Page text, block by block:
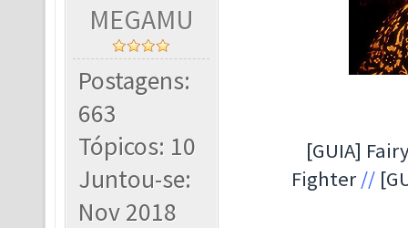
MEGAMU
Postagens:
663
Tópicos: 10
Juntou-se:
Nov 2018
[GUIA]
Fighter //